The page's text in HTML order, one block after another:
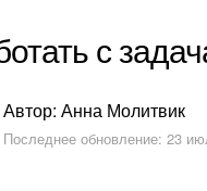
с
Автор: Анна Молитвик
Последнее обновление: 23